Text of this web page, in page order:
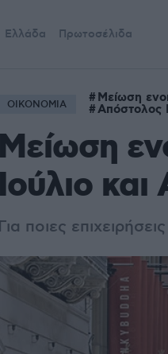
Ελλάδα Πρωτοσέλιδα
ΟΙΚΟΝΟΜΙΑ Μείωση
Απόστολος
Μείωση
Ιούλιο
Για ποιες